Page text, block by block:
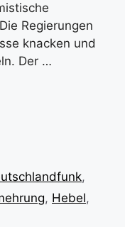
Regierungen
knacken und
Der …
,
, Hebel,